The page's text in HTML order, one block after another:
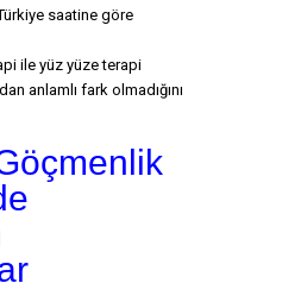
saatine göre
ile yüz yüze terapi
anlamlı fark olmadığını